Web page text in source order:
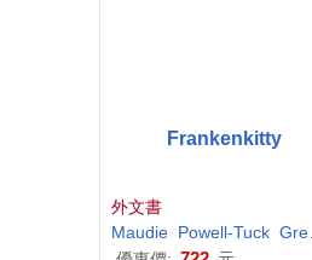
Frankenkitty
外文書
Maudie Powell-Tuck Grey